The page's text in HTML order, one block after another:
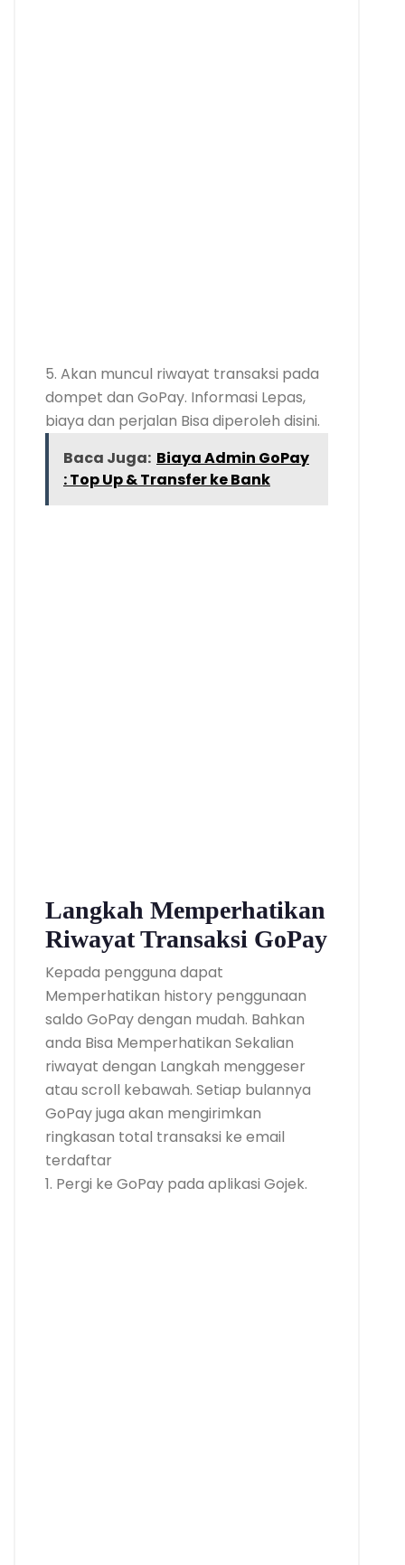
5. Akan muncul riwayat transaksi pada
dompet dan GoPay. Informasi Lepas,
biaya dan perjalan Bisa diperoleh disini.
Baca Juga: Biaya Admin GoPay
: Top Up & Transfer ke Bank
Langkah Memperhatikan
Riwayat Transaksi GoPay
Kepada pengguna dapat
Memperhatikan history penggunaan
saldo GoPay dengan mudah. Bahkan
anda Bisa Memperhatikan Sekalian
riwayat dengan Langkah menggeser
atau scroll kebawah. Setiap bulannya
GoPay juga akan mengirimkan
ringkasan total transaksi ke email
terdaftar
1. Pergi ke GoPay pada aplikasi Gojek.